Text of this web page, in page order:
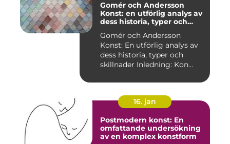
Gomér och Andersson
Konst: en utförlig analys av
dess historia, typer och
Gomér och Andersson
Konst: En utförlig analys av
dess historia, typer och
skillnader Inledning: Kon...
16. jan
Postmodern konst: En
omfattande undersökning
av en komplex konstform